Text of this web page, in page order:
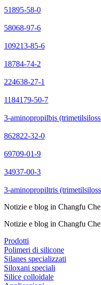
51895-58-0
58068-97-6
109213-85-6
18784-74-2
224638-27-1
1184179-50-7
3-aminopropilbis
862822-32-0
69709-01-9
34937-00-3
3-aminopropiltris
Notizie e blog in Changfu
Notizie e blog in Changfu
Prodotti
Polimeri di silicone
Silanes specializzati
Siloxani speciali
Silice colloidale